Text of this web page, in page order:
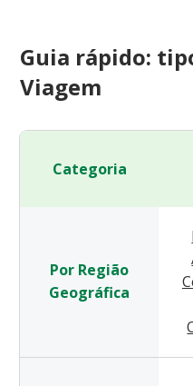
Guia rápido:
Viagem
Categoria
Por Região
Geográfica